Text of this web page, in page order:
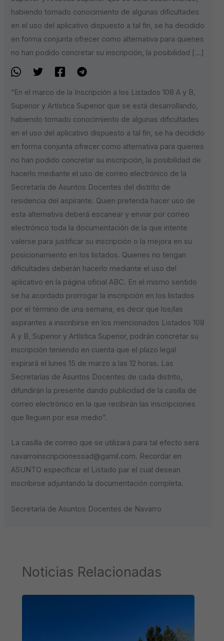
habiendo tomado conocimiento de algunas dificultades
en el uso del aplicativo dispuesto a tal fin, se ha decidido
en forma conjunta ofrecer como alternativa para quienes
no han podido concretar su inscripción, la posibilidad […]
“En el marco de la Inscripción a los Listados 108 A y B,
Superior y Artística Superior que se está desarrollando,
habiendo tomado conocimiento de algunas dificultades
en el uso del aplicativo dispuesto a tal fin, se ha decidido
en forma conjunta ofrecer como alternativa para quienes
no han podido concretar su inscripción, la posibilidad de
hacerlo mediante el uso de correo electrónico de la
Secretaría de Asuntos Docentes del distrito de
residencia del aspirante. Quien pretenda hacer uso de
esta alternativa deberá escanear y enviar por correo
electrónico toda la documentación de la que intente
valerse para justificar su inscripción o la mejora en su
posicionamiento en los listados. Quienes no tengan
dificultades deberán hacerlo mediante el uso del
aplicativo en la página oficial ABC. En el mismo sentido
se ha acordado prorrogar la inscripción en los listados
por el término de una semana, es decir que los/las
aspirantes a inscribirse en los mencionados Listados 108
A y B, Superior y Artística Superior, podrán concretar su
inscripción teniendo en cuenta que el plazo legal
expirará el lunes 15 de marzo a las 12 horas. Las
Secretarías de Asuntos Docentes de cada distrito,
difundirán la presente dando publicidad de la casilla de
correo electrónico en la que recibirán las inscripciones
que lleguen por ese medio”.
La casilla de correo que se utilizará para tal efecto será
navarroinscripcionessad@gamil.com. Recordar en
ASUNTO especificar el Listado par el cual desean
inscribirse adjuntando la documentación completa.
Secretaría de Asuntos Docentes de Navarro
Noticias Relacionadas